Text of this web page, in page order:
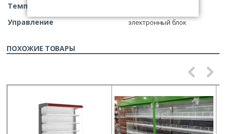
Темп. окружающей среды
Управление электронный блок
ПОХОЖИЕ ТОВАРЫ